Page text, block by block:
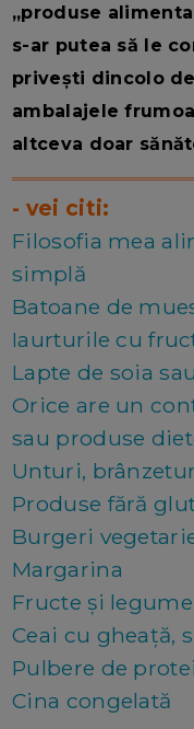
„produse
s-ar putea să le
privești dincolo
ambalajele
altceva doar
- vei citi:
Filosofia mea
simplă
Batoane de
Iaurturile cu
Lapte de soia
Orice are un
sau produse
Unturi,
Produse fără
Burgeri
Margarina
Fructe și
Ceai cu gheață,
Pulbere de
Cina congelată